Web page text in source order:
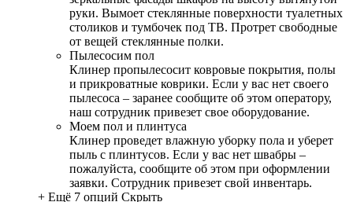
руки. Вымоет стеклянные поверхности туалетных
столиков и тумбочек под ТВ. Протрет свободные
от вещей стеклянные полки.
Пылесосим пол
Клинер пропылесосит ковровые покрытия, полы
и прикроватные коврики. Если у вас нет своего
пылесоса – заранее сообщите об этом оператору,
наш сотрудник привезет свое оборудование.
Моем пол и плинтуса
Клинер проведет влажную уборку пола и уберет
пыль с плинтусов. Если у вас нет швабры –
пожалуйста, сообщите об этом при оформлении
заявки. Сотрудник привезет свой инвентарь.
+ Ещё 7 опций Скрыть